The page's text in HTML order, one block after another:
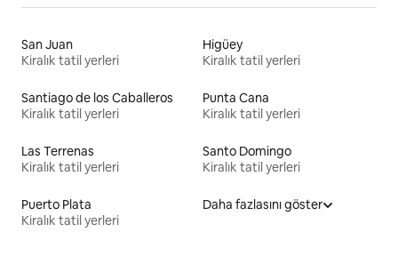
San Juan
Kiralık tatil yerleri
Higüey
Kiralık tatil yerleri
Santiago de los Caballeros
Kiralık tatil yerleri
Punta Cana
Kiralık tatil yerleri
Las Terrenas
Kiralık tatil yerleri
Santo Domingo
Kiralık tatil yerleri
Puerto Plata
Kiralık tatil yerleri
Daha fazlasını göster